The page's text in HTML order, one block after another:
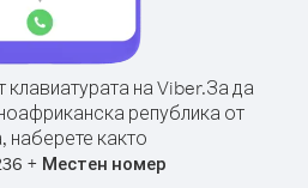
на Viber.За да
република от
наберете както
+ Местен номер